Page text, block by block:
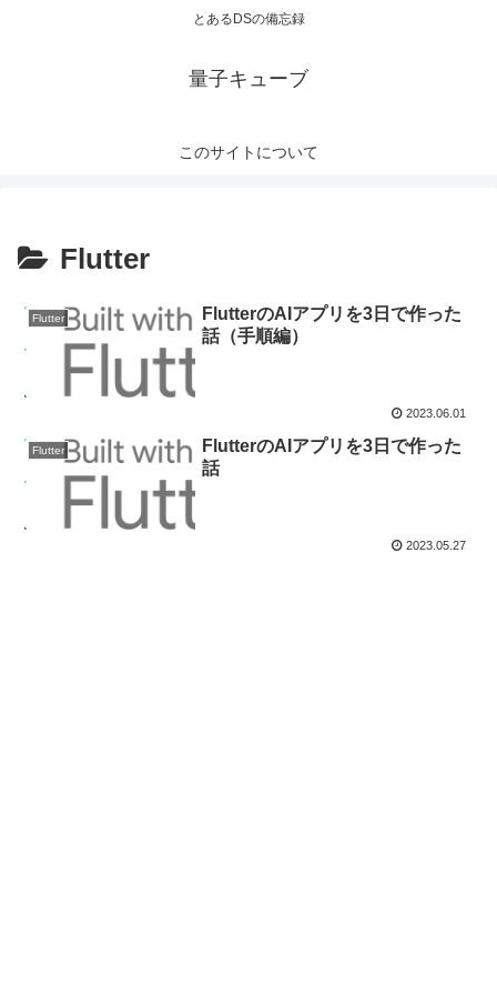
とあるDSの備忘録
量子キューブ
このサイトについて
Flutter
Flutter
FlutterのAIアプリを3日で作った
話（手順編）
2023.06.01
Flutter
FlutterのAIアプリを3日で作った
話
2023.05.27